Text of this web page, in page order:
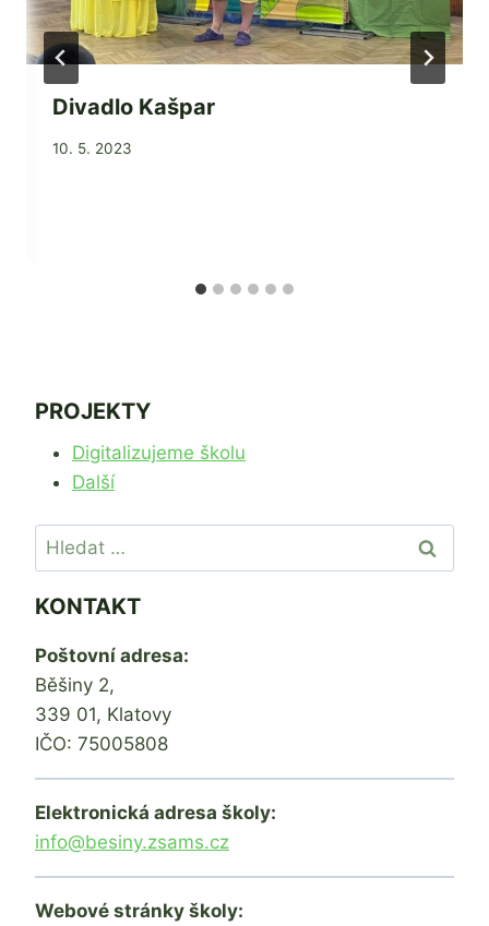
Divadlo Kašpar
Od
10. 5. 2023
PROJEKTY
Digitalizujeme školu
Další
Vyhledávání
KONTAKT
Poštovní adresa:
Běšiny 2,
339 01, Klatovy
IČO: 75005808
Elektronická adresa školy:
info@besiny.zsams.cz
Webové stránky školy: